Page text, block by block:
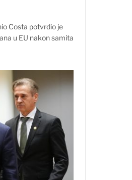
Costa potvrdio je
u EU nakon samita